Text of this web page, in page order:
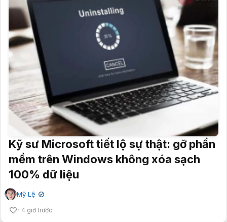
Kỹ sư Microsoft tiết lộ sự thật: gỡ phần
mềm trên Windows không xóa sạch
100% dữ liệu
Mỹ Lệ ✔
4 giờ trước